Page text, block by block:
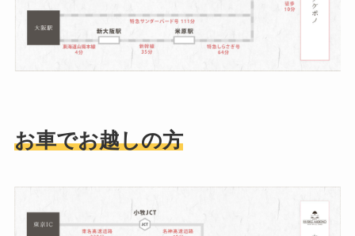
お車でお越しの方